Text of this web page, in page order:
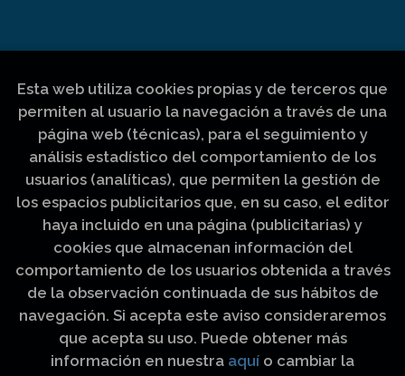
Esta web utiliza cookies propias y de terceros que
permiten al usuario la navegación a través de una
página web (técnicas), para el seguimiento y
análisis estadístico del comportamiento de los
usuarios (analíticas), que permiten la gestión de
los espacios publicitarios que, en su caso, el editor
haya incluido en una página (publicitarias) y
cookies que almacenan información del
comportamiento de los usuarios obtenida a través
de la observación continuada de sus hábitos de
navegación. Si acepta este aviso consideraremos
que acepta su uso. Puede obtener más
información en nuestra aquí o cambiar la